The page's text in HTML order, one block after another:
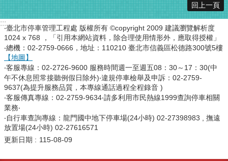
回上一頁
:::
‧臺北市停車管理工程處 版權所有 ©copyright 2009 建議瀏覽解析度
1024 x 768 ，「引用本網站資料，除合理使用情形外，應取得授權」
‧總機：02-2759-0666，地址：110210 臺北市信義區松德路300號5樓
【地圖】
‧客服專線：02-2726-9600 服務時間週一至週五08：30～17：30(中
午不休息照常接聽例假日除外)‧違規停車檢舉及申訴：02-2759-
9637(為提升服務品質，本專線通話過程全程錄音 )
‧客服傳真專線：02-2759-9634‧請多利用市民熱線1999查詢停車相關
業務‧
‧自行車查詢專線：龍門國中地下停車場(24小時) 02-27398983 , 撫遠
放置場(24小時) 02-27616571
更新日期
115-08-09